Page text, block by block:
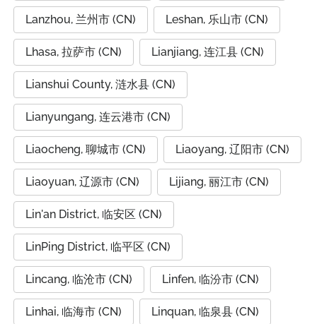
Lanzhou, 兰州市 (CN) Leshan, 乐山市 (CN)
Lhasa, 拉萨市 (CN) Lianjiang, 连江县 (CN)
Lianshui County, 涟水县 (CN)
Lianyungang, 连云港市 (CN)
Liaocheng, 聊城市 (CN) Liaoyang, 辽阳市 (CN)
Liaoyuan, 辽源市 (CN) Lijiang, 丽江市 (CN)
Lin'an District, 临安区 (CN)
LinPing District, 临平区 (CN)
Lincang, 临沧市 (CN) Linfen, 临汾市 (CN)
Linhai, 临海市 (CN) Linquan, 临泉县 (CN)